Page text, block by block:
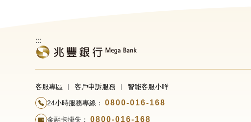
:::
客服專區 客戶申訴服務 智能客服小咩
24小時服務專線： 0800-016-168
金融卡掛失： 0800-016-168